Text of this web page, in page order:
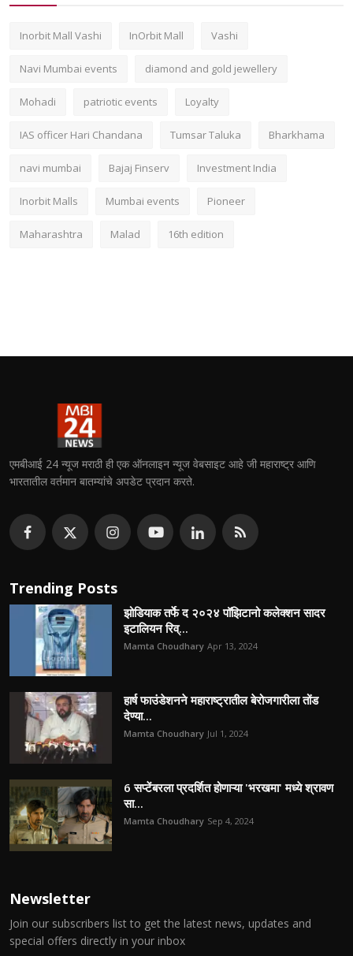
Inorbit Mall Vashi InOrbit Mall Vashi
Navi Mumbai events diamond and gold jewellery
Mohadi patriotic events Loyalty
IAS officer Hari Chandana Tumsar Taluka Bharkhama
navi mumbai Bajaj Finserv Investment India
Inorbit Malls Mumbai events Pioneer
Maharashtra Malad 16th edition
एमबीआई 24 न्यूज मराठी ही एक ऑनलाइन न्यूज वेबसाइट आहे जी महाराष्ट्र आणि
भारतातील वर्तमान बातम्यांचे अपडेट प्रदान करते.
Trending Posts
झोडियाक तर्फे द २०२४ पॉझिटानो कलेक्शन सादर
इटालियन रिव्...
Mamta Choudhary Apr 13, 2024
हार्ष फाउंडेशनने महाराष्ट्रातील बेरोजगारीला तोंड
देण्या...
Mamta Choudhary Jul 1, 2024
6 सप्टेंबरला प्रदर्शित होणाऱ्या 'भरखमा' मध्ये श्रावण
सा...
Mamta Choudhary Sep 4, 2024
Newsletter
Join our subscribers list to get the latest news, updates and
special offers directly in your inbox